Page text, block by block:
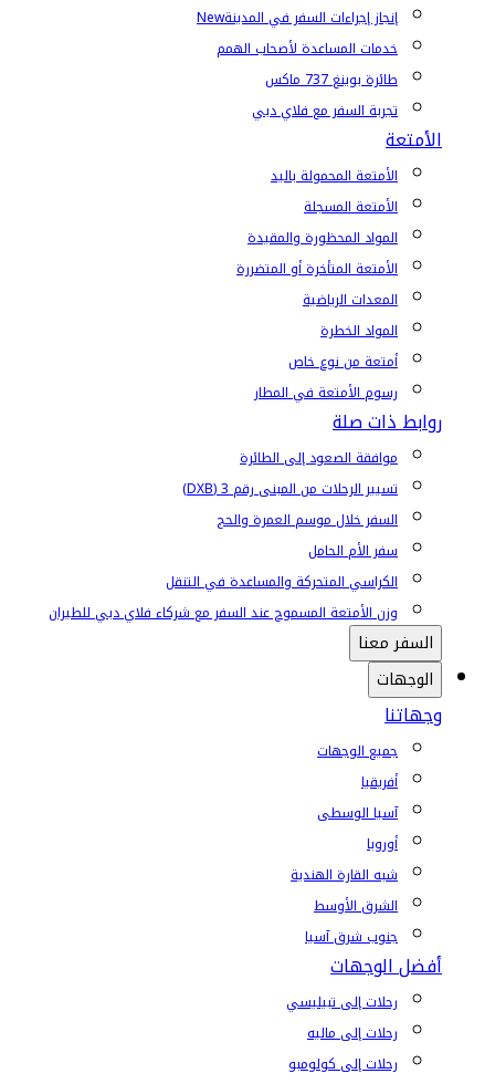
إنجاز إجراءات السفر في المدينةNew
خدمات المساعدة لأصحاب الهمم
طائرة بوينغ 737 ماكس
تجربة السفر مع فلاي دبي
الأمتعة
الأمتعة المحمولة باليد
الأمتعة المسجلة
المواد المحظورة والمقيدة
الأمتعة المتأخرة أو المتضررة
المعدات الرياضية
المواد الخطرة
أمتعة من نوع خاص
رسوم الأمتعة في المطار
روابط ذات صلة
موافقة الصعود إلى الطائرة
تسيير الرحلات من المبنى رقم 3 (DXB)
السفر خلال موسم العمرة والحج
سفر الأم الحامل
الكراسي المتحركة والمساعدة في التنقل
وزن الأمتعة المسموح عند السفر مع شركاء فلاي دبي للطيران
السفر معنا
الوجهات
وجهاتنا
جميع الوجهات
أفريقيا
آسيا الوسطى
أوروبا
شبه القارة الهندية
الشرق الأوسط
جنوب شرق آسيا
أفضل الوجهات
رحلات إلى تبيليسي
رحلات إلى ماليه
رحلات إلى كولومبو